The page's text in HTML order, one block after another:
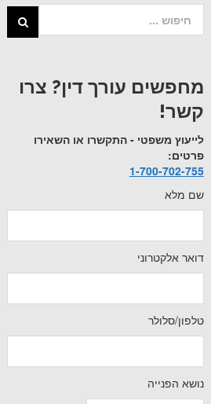
מחפשים עורך דין? צרו
קשר!
לייעוץ משפטי - התקשרו או השאירו
פרטים:
1-700-702-755
שם מלא
דואר אלקטרוני
טלפון/סלולר
נושא הפנייה